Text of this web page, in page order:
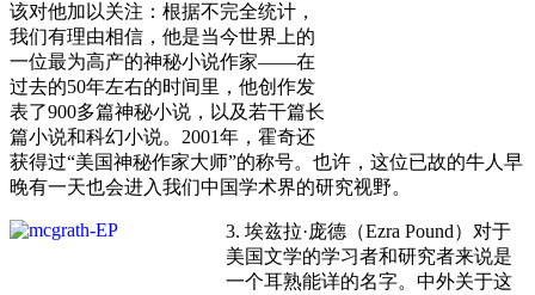
该对他加以关注：根据不完全统计，
我们有理由相信，他是当今世界上的
一位最为高产的神秘小说作家——在
过去的50年左右的时间里，他创作发
表了900多篇神秘小说，以及若干篇长
篇小说和科幻小说。2001年，霍奇还
获得过“美国神秘作家大师”的称号。也许，这位已故的牛人早
晚有一天也会进入我们中国学术界的研究视野。
3. 埃兹拉·庞德（Ezra Pound）对于
美国文学的学习者和研究者来说是
一个耳熟能详的名字。中外关于这